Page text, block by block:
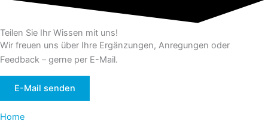
Teilen Sie Ihr Wissen mit uns!
Wir freuen uns über Ihre Ergänzungen, Anregungen oder
Feedback – gerne per E-Mail.
E-Mail senden
Home